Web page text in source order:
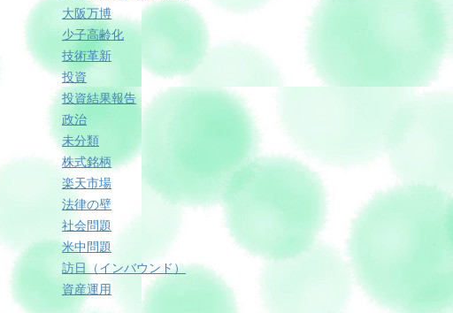
大阪万博
少子高齢化
技術革新
投資
投資結果報告
政治
未分類
株式銘柄
楽天市場
法律の壁
社会問題
米中問題
訪日（インバウンド）
資産運用